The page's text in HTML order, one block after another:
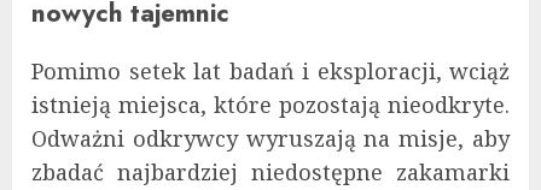
nowych tajemnic
Pomimo setek lat badań i eksploracji, wciąż
istnieją miejsca, które pozostają nieodkryte.
Odważni odkrywcy wyruszają na misje, aby
zbadać najbardziej niedostępne zakamarki